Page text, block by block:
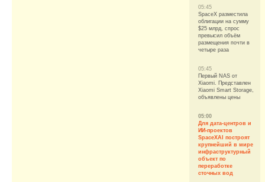
05:45
SpaceX разместила
облигации на сумму
$25 млрд, спрос
превысил объём
размещения почти в
четыре раза
05:45
Первый NAS от
Xiaomi. Представлен
Xiaomi Smart Storage,
объявлены цены
05:00
Для дата-центров и
ИИ-проектов
SpaceXAI построят
крупнейший в мире
инфраструктурный
объект по
переработке
сточных вод